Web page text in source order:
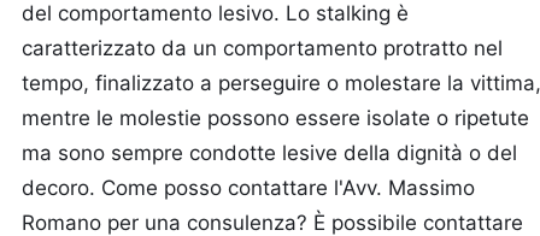
del comportamento lesivo. Lo stalking è
caratterizzato da un comportamento protratto nel
tempo, finalizzato a perseguire o molestare la vittima,
mentre le molestie possono essere isolate o ripetute
ma sono sempre condotte lesive della dignità o del
decoro. Come posso contattare l'Avv. Massimo
Romano per una consulenza? È possibile contattare